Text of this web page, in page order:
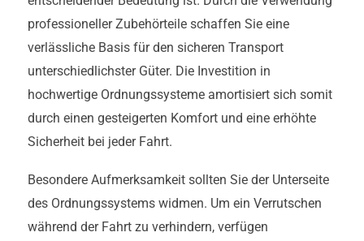
professioneller Zubehörteile schaffen Sie eine
verlässliche Basis für den sicheren Transport
unterschiedlichster Güter. Die Investition in
hochwertige Ordnungssysteme amortisiert sich somit
durch einen gesteigerten Komfort und eine erhöhte
Sicherheit bei jeder Fahrt.
Besondere Aufmerksamkeit sollten Sie der Unterseite
des Ordnungssystems widmen. Um ein Verrutschen
während der Fahrt zu verhindern, verfügen